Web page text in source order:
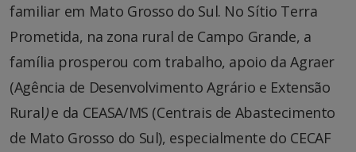
familiar em Mato Grosso do Sul. No Sítio Terra
Prometida, na zona rural de Campo Grande, a
família prosperou com trabalho, apoio da Agraer
(Agência de Desenvolvimento Agrário e Extensão
Rural)e da CEASA/MS (Centrais de Abastecimento
de Mato Grosso do Sul), especialmente do CECAF